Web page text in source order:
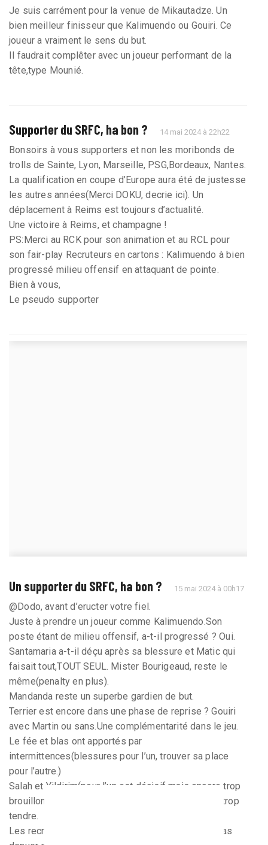
Je suis carrément pour la venue de Mikautadze. Un
bien meilleur finisseur que Kalimuendo ou Gouiri. Ce
joueur a vraiment le sens du but.
Il faudrait complêter avec un joueur performant de la
tête,type Mounié.
Supporter du SRFC, ha bon ? 14 mai 2024 à 22h22
Bonsoirs à vous supporters et non les moribonds de
trolls de Sainte, Lyon, Marseille, PSG,Bordeaux, Nantes.
La qualification en coupe d’Europe aura été de justesse
les autres années(Merci DOKU, decrie ici). Un
déplacement à Reims est toujours d’actualité.
Une victoire à Reims, et champagne !
PS:Merci au RCK pour son animation et au RCL pour
son fair-play Recruteurs en cartons : Kalimuendo à bien
progressé milieu offensif en attaquant de pointe.
Bien à vous,
Le pseudo supporter
Un supporter du SRFC, ha bon ? 15 mai 2024 à 00h17
@Dodo, avant d’eructer votre fiel.
Juste à prendre un joueur comme Kalimuendo.Son
poste étant de milieu offensif, a-t-il progressé ? Oui.
Santamaria a-t-il déçu après sa blessure et Matic qui
faisait tout,TOUT SEUL. Mister Bourigeaud, reste le
même(penalty en plus).
Mandanda reste un superbe gardien de but.
Terrier est encore dans une phase de reprise ? Gouiri
avec Martin ou sans.Une complémentarité dans le jeu.
Le fée et blas ont apportés par
intermittences(blessures pour l’un, trouver sa place
pour l’autre.)
Salah et Yildirim(pour l’un est décisif mais encore trop
brouillon.L’autre découvre la ligue1 et me semble trop
tendre.
Les recrues Seidu et Matusiwa ne me semblent pas